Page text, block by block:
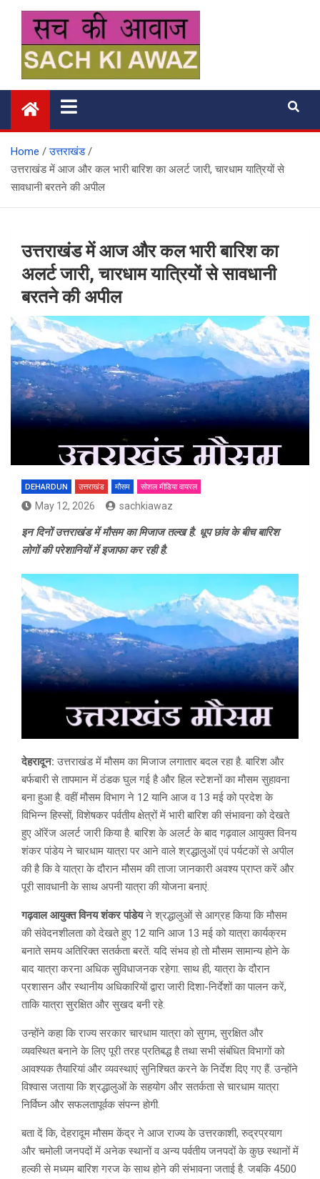
content
सच की आवाज
Home
उत्तराखंड
उत्तराखंड में आज और कल भारी बारिश का अलर्ट जारी, चारधाम यात्रियों से
सावधानी बरतने की अपील
उत्तराखंड में आज और कल भारी बारिश का
अलर्ट जारी, चारधाम यात्रियों से सावधानी
बरतने की अपील
DEHARDUN उत्तराखंड मौसम सोशल मीडिया वायरल
May 12, 2026 sachkiawaz
इन दिनों उत्तराखंड में मौसम का मिजाज तल्ख है. धूप छांव के बीच बारिश
लोगों की परेशानियों में इजाफा कर रही है.
देहरादून: उत्तराखंड में मौसम का मिजाज लगातार बदल रहा है. बारिश और
बर्फबारी से तापमान में ठंडक घुल गई है और हिल स्टेशनों का मौसम सुहावना
बना हुआ है. वहीं मौसम विभाग ने 12 यानि आज व 13 मई को प्रदेश के
विभिन्न हिस्सों, विशेषकर पर्वतीय क्षेत्रों में भारी बारिश की संभावना को देखते
हुए ऑरेंज अलर्ट जारी किया है. बारिश के अलर्ट के बाद गढ़वाल आयुक्त विनय
शंकर पांडेय ने चारधाम यात्रा पर आने वाले श्रद्धालुओं एवं पर्यटकों से अपील
की है कि वे यात्रा के दौरान मौसम की ताजा जानकारी अवश्य प्राप्त करें और
पूरी सावधानी के साथ अपनी यात्रा की योजना बनाएं.
गढ़वाल आयुक्त विनय शंकर पांडेयने श्रद्धालुओं से आग्रह किया कि मौसम
की संवेदनशीलता को देखते हुए 12 यानि आज 13 मई को यात्रा कार्यक्रम
बनाते समय अतिरिक्त सतर्कता बरतें. यदि संभव हो तो मौसम सामान्य होने के
बाद यात्रा करना अधिक सुविधाजनक रहेगा. साथ ही, यात्रा के दौरान
प्रशासन और स्थानीय अधिकारियों द्वारा जारी दिशा-निर्देशों का पालन करें,
ताकि यात्रा सुरक्षित और सुखद बनी रहे.
उन्होंने कहा कि राज्य सरकार चारधाम यात्रा को सुगम, सुरक्षित और
व्यवस्थित बनाने के लिए पूरी तरह प्रतिबद्ध है तथा सभी संबंधित विभागों को
आवश्यक तैयारियां और व्यवस्थाएं सुनिश्चित करने के निर्देश दिए गए हैं. उन्होंने
विश्वास जताया कि श्रद्धालुओं के सहयोग और सतर्कता से चारधाम यात्रा
निर्विघ्न और सफलतापूर्वक संपन्न होगी.
बता दें कि, देहरादूम मौसम केंद्र ने आज राज्य के उत्तरकाशी, रुद्रप्रयाग
और चमोली जनपदों में अनेक स्थानों व अन्य पर्वतीय जनपदों के कुछ स्थानों में
हल्की से मध्यम बारिश गरज के साथ होने की संभावना जताई है. जबकि 4500